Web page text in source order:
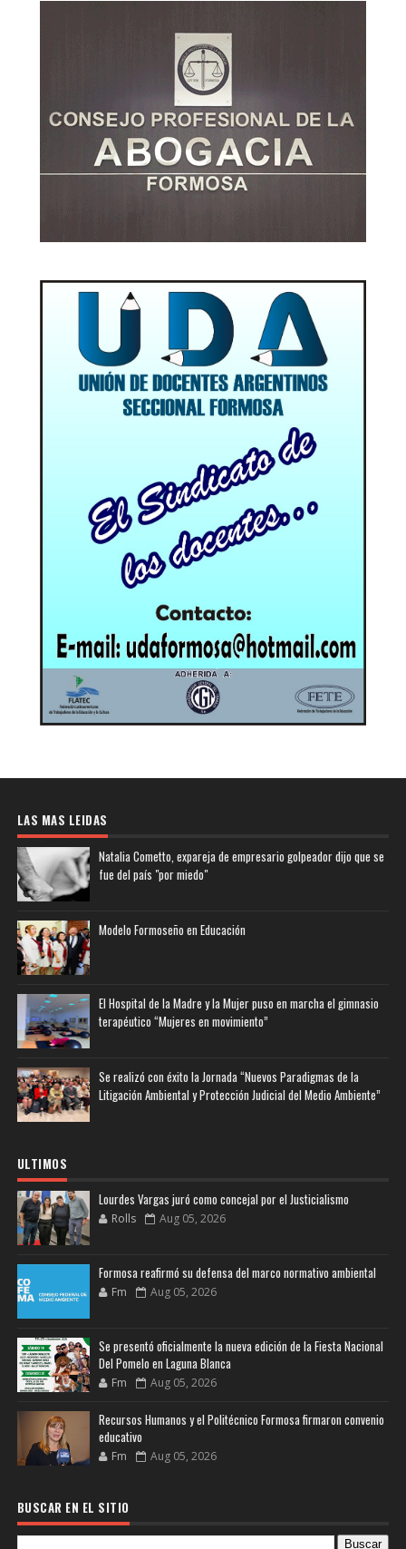
LAS MAS LEIDAS
Natalia Cometto, expareja de empresario golpeador dijo que se
fue del país "por miedo"
Modelo Formoseño en Educación
El Hospital de la Madre y la Mujer puso en marcha el gimnasio
terapéutico “Mujeres en movimiento”
Se realizó con éxito la Jornada “Nuevos Paradigmas de la
Litigación Ambiental y Protección Judicial del Medio Ambiente”
ULTIMOS
Lourdes Vargas juró como concejal por el Justicialismo
Rolls Aug 05, 2026
Formosa reafirmó su defensa del marco normativo ambiental
Fm Aug 05, 2026
Se presentó oficialmente la nueva edición de la Fiesta Nacional
Del Pomelo en Laguna Blanca
Fm Aug 05, 2026
Recursos Humanos y el Politécnico Formosa firmaron convenio
educativo
Fm Aug 05, 2026
BUSCAR EN EL SITIO